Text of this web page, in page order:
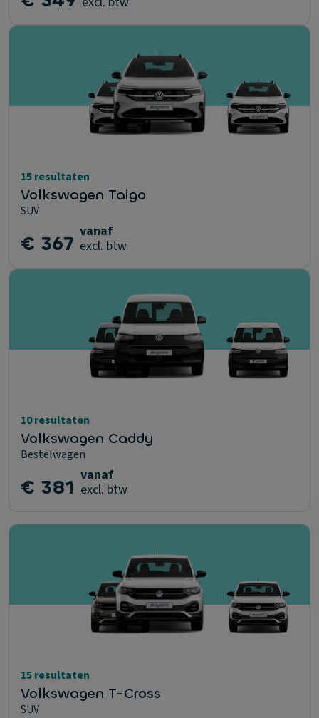
15 resultaten
Volkswagen Taigo
SUV
€ 367 vanaf
excl. btw
10 resultaten
Volkswagen Caddy
Bestelwagen
€ 381 vanaf
excl. btw
15 resultaten
Volkswagen T-Cross
SUV